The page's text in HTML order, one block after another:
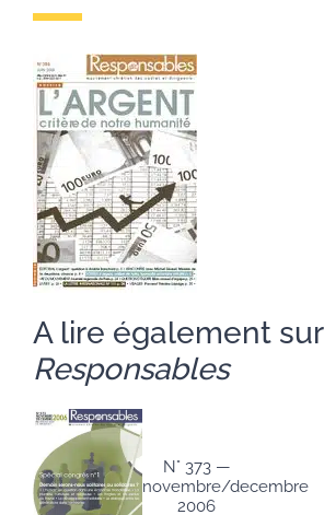
A lire également sur
Responsables
N° 373 —
novembre/decembre
2006